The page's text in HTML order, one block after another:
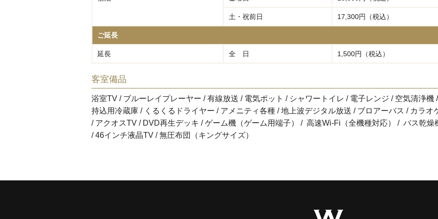
土・祝前日 17,300円（税込）
ご延長
延長 全 日 1,500円（税込）
客室備品
浴室TV / ブルーレイプレーヤー / 有線放送 / 電気ポット / シャワートイレ / 電子レンジ / 空気清浄機 /
持込用冷蔵庫 / くるくるドライヤー / アメニティ各種 / 地上波デジタル放送 / ブロアーバス / カラオ
/ アクオスTV / DVD再生デッキ / ゲーム機（ゲーム用端子） / 高速Wi-Fi（全機種対応） / バス乾燥
/ 46インチ液晶TV / 無圧布団（キングサイズ）